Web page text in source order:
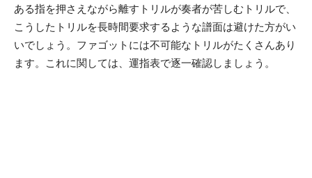
ある指を押さえながら離すトリルが奏者が苦しむトリルで、
こうしたトリルを長時間要求するような譜面は避けた方がい
いでしょう。ファゴットには不可能なトリルがたくさんあり
ます。これに関しては、運指表で逐一確認しましょう。